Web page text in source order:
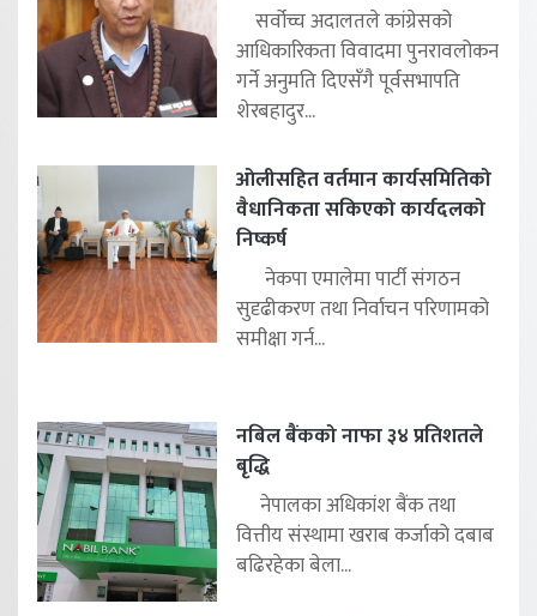
सर्वोच्च अदालतले कांग्रेसको
आधिकारिकता विवादमा पुनरावलोकन
गर्ने अनुमति दिएसँगै पूर्वसभापति
शेरबहादुर...
ओलीसहित वर्तमान कार्यसमितिको
वैधानिकता सकिएको कार्यदलको
निष्कर्ष
नेकपा एमालेमा पार्टी संगठन
सुदृढीकरण तथा निर्वाचन परिणामको
समीक्षा गर्न...
नबिल बैंकको नाफा ३४ प्रतिशतले
बृद्धि
नेपालका अधिकांश बैंक तथा
वित्तीय संस्थामा खराब कर्जाको दबाब
बढिरहेका बेला...